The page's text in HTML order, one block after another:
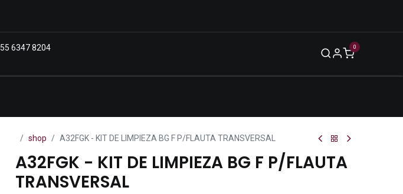
55 6347 8204
0
shop A32FGK - KIT DE LIMPIEZA BG F P/FLAUTA TRANSVERSAL
A32FGK - KIT DE LIMPIEZA BG F P/FLAUTA
TRANSVERSAL